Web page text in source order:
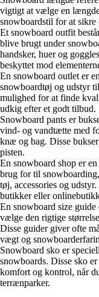
vigtigt at vælge en
snowboardstil for at
Et snowboard outfit
blive brugt under
handsker, huer og
beskyttet mod
En snowboard outlet er
snowboardtøj og udstyr
mulighed for at finde
udkig efter et godt tilbud.
Snowboard pants er
vind- og vandtætte med
knæ og bag. Disse
pisten.
En snowboard shop er
brug for til
tøj, accessories og
butikker eller
En snowboard size
vælge den rigtige
Disse guider giver ofte
vægt og
Snowboard sko er
snowboards. Disse sko
komfort og kontrol, når
terrænparker.